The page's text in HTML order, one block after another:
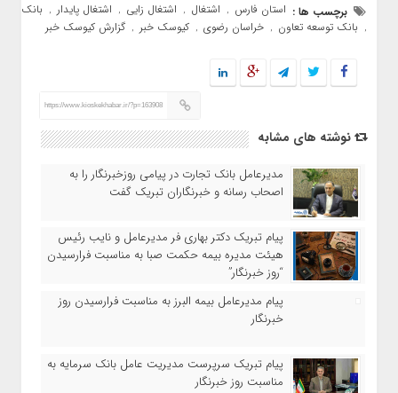
برچسب ها : استان فارس , اشتغال , اشتغال زایی , اشتغال پایدار , بانک
, بانک توسعه تعاون , خراسان رضوی , کیوسک خبر , گزارش کیوسک خبر
https://www.kioskekhabar.ir/?p=163908
نوشته های مشابه
مدیرعامل بانک تجارت در پیامی روزخبرنگار را به
اصحاب رسانه و خبرنگاران تبریک گفت
پیام تبریک دکتر بهاری فر مدیرعامل و نایب رئیس
هیئت مدیره بیمه حکمت صبا به مناسبت فرارسیدن
“روز خبرنگار”
پیام مدیرعامل بیمه البرز به مناسبت فرارسیدن روز
خبرنگار
پیام تبریک سرپرست مدیریت عامل بانک سرمایه به
مناسبت روز خبرنگار